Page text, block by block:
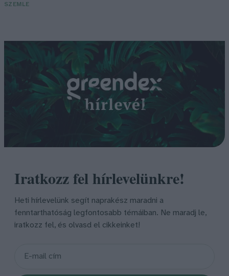
SZEMLE
Iratkozz fel hírlevelünkre!
Heti hírlevelünk segít naprakész maradni a
fenntarthatóság legfontosabb témáiban. Ne maradj le,
iratkozz fel, és olvasd el cikkeinket!